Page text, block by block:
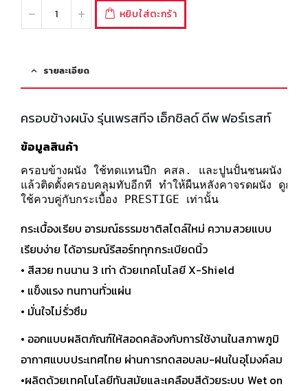
หยิบใส่ตะกร้า
รายละเอียด
ครอบข้างผนัง รุ่นเพรสทีจ เอ็กชิลด์ ดีพ ฟอร์เรสท์
ข้อมูลสินค้า
ครอบข้างผนัง ใช้ทดแทนปีก คสล. และปูนปั้นชนผนัง ด้วยก
แล้วติดตั้งครอบคลุมทับอีกที ทำให้ผืนหลังคาจรดผนัง ดูกล
ใช้ควบคู่กับกระเบื้อง PRESTIGE เท่านั้น
กระเบื้องเรียบ อารมณ์ธรรมชาติสไตล์ใหม่ ความสวยแบบ
เรียบง่าย ได้อารมณ์รีสอร์ททุกกระเบียดนิ้ว
• สีสวย ทนนาน 3 เท่า ด้วยเทคโนโลยี X-Shield
• แข็งแรง ทนทานทั่วแผ่น
• มั่นใจไม่รั่วซึม
• ออกแบบผลิตภัณฑ์ให้สอดคล้องกับการใช้งานในสภาพภูมิ
อากาศแบบประเทศไทย ผ่านการทดสอบลม-ฝนในอุโมงค์ลม
•ผลิตด้วยเทคโนโลยีทันสมัยและเคลือบสีด้วยระบบ Wet on